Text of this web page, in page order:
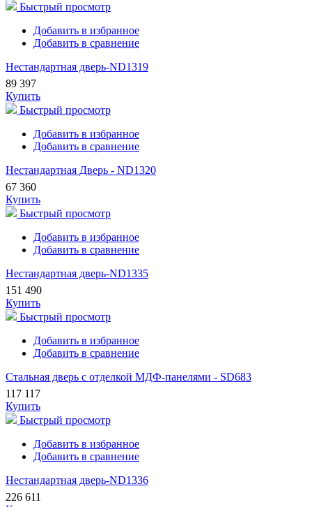
Быстрый просмотр
Добавить в избранное
Добавить в сравнение
Нестандартная дверь-ND1319
89 397
Купить
Быстрый просмотр
Добавить в избранное
Добавить в сравнение
Нестандартная Дверь - ND1320
67 360
Купить
Быстрый просмотр
Добавить в избранное
Добавить в сравнение
Нестандартная дверь-ND1335
151 490
Купить
Быстрый просмотр
Добавить в избранное
Добавить в сравнение
Стальная дверь с отделкой МДФ-панелями - SD683
117 117
Купить
Быстрый просмотр
Добавить в избранное
Добавить в сравнение
Нестандартная дверь-ND1336
226 611